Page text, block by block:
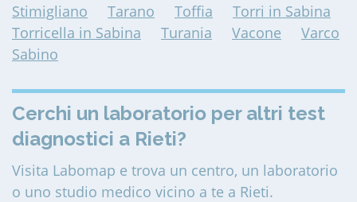
Stimigliano
Tarano Toffia
Torri in Sabina
Torricella in Sabina
Turania Vacone
Varco
Sabino
Cerchi un laboratorio per altri test
diagnostici a Rieti?
Visita Labomap e trova un centro, un laboratorio
o uno studio medico vicino a te a Rieti.